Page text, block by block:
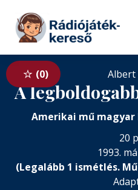
Tovább a tartalomhoz
0 Albert
A
Amerikai mű
20
1993.
(Legalább 1 ismétlés.